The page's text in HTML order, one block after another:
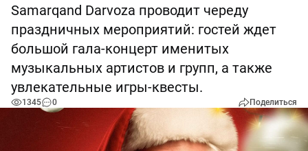
Samarqand Darvoza проводит череду
праздничных мероприятий: гостей ждет
большой гала-концерт именитых
музыкальных артистов и групп, а также
увлекательные игры-квесты.
1345 0 Поделиться